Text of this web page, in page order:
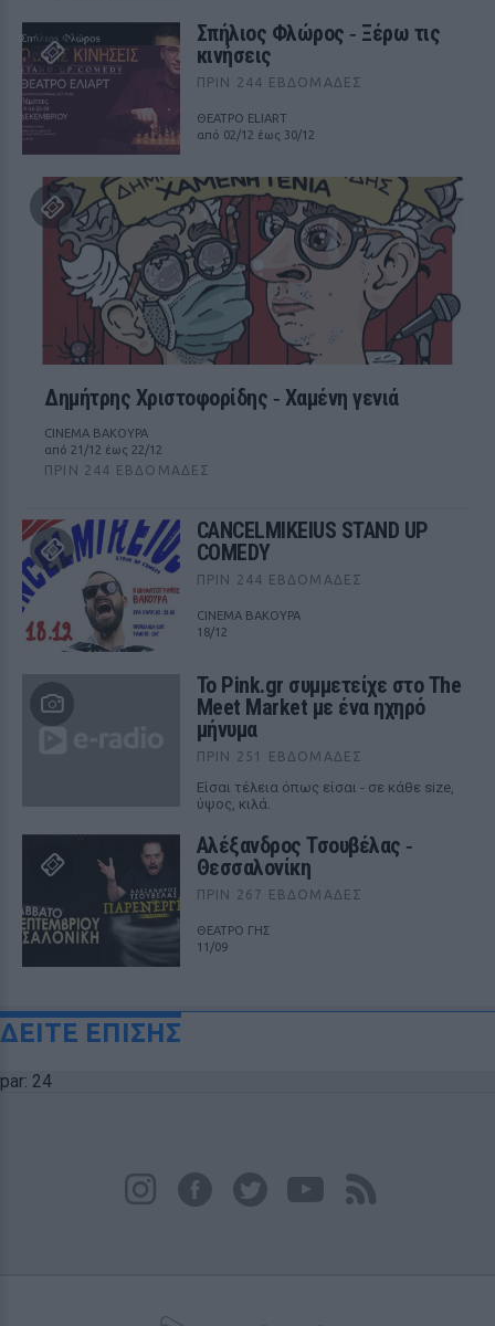
Σπήλιος Φλώρος ‑ Ξέρω τις
κινήσεις
ΠΡΙΝ 244 ΕΒΔΟΜΆΔΕΣ
ΘΕΑΤΡΟ ELIART
από 02/12 έως 30/12
Δημήτρης Χριστοφορίδης ‑ Χαμένη γενιά
CINEMA ΒΑΚΟΥΡΑ
από 21/12 έως 22/12
ΠΡΙΝ 244 ΕΒΔΟΜΆΔΕΣ
CANCELMIKEIUS STAND UP
COMEDY
ΠΡΙΝ 244 ΕΒΔΟΜΆΔΕΣ
CINEMA ΒΑΚΟΥΡΑ
18/12
Το Pink.gr συμμετείχε στο The
Meet Market με ένα ηχηρό
μήνυμα
ΠΡΙΝ 251 ΕΒΔΟΜΆΔΕΣ
Είσαι τέλεια όπως είσαι - σε κάθε size,
ύψος, κιλά.
Αλέξανδρος Τσουβέλας ‑
Θεσσαλονίκη
ΠΡΙΝ 267 ΕΒΔΟΜΆΔΕΣ
ΘΕΑΤΡΟ ΓΗΣ
11/09
ΔΕΙΤΕ ΕΠΙΣΗΣ
par: 24